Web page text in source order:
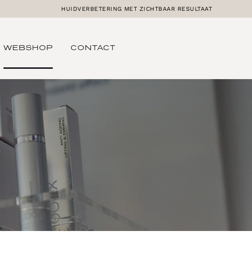
HUIDVERBETERING MET ZICHTBAAR RESULTAAT
WEBSHOP CONTACT